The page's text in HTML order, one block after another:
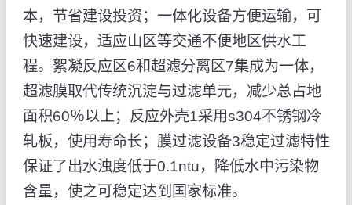
本，节省建设投资；一体化设备方便运输，可
快速建设，适应山区等交通不便地区供水工
程。絮凝反应区6和超滤分离区7集成为一体，
超滤膜取代传统沉淀与过滤单元，减少总占地
面积60％以上；反应外壳1采用s304不锈钢冷
轧板，使用寿命长；膜过滤设备3稳定过滤特性
保证了出水浊度低于0.1ntu，降低水中污染物
含量，使之可稳定达到国家标准。